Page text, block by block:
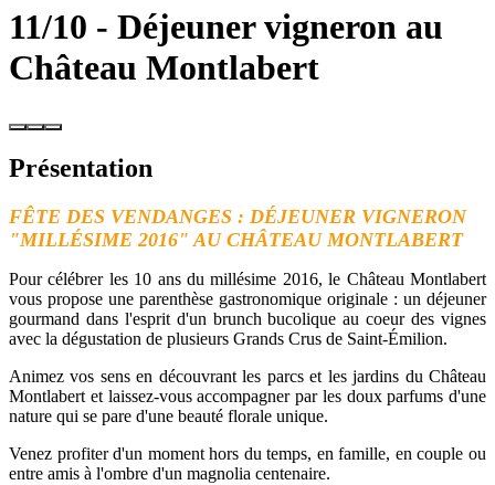
11/10 - Déjeuner vigneron au
Château Montlabert
Présentation
FÊTE DES VENDANGES : DÉJEUNER VIGNERON
"MILLÉSIME 2016" AU CHÂTEAU MONTLABERT
Pour célébrer les 10 ans du millésime 2016, le Château Montlabert
vous propose une parenthèse gastronomique originale : un déjeuner
gourmand dans l'esprit d'un brunch bucolique au coeur des vignes
avec la dégustation de plusieurs Grands Crus de Saint-Émilion.
Animez vos sens en découvrant les parcs et les jardins du Château
Montlabert et laissez-vous accompagner par les doux parfums d'une
nature qui se pare d'une beauté florale unique.
Venez profiter d'un moment hors du temps, en famille, en couple ou
entre amis à l'ombre d'un magnolia centenaire.